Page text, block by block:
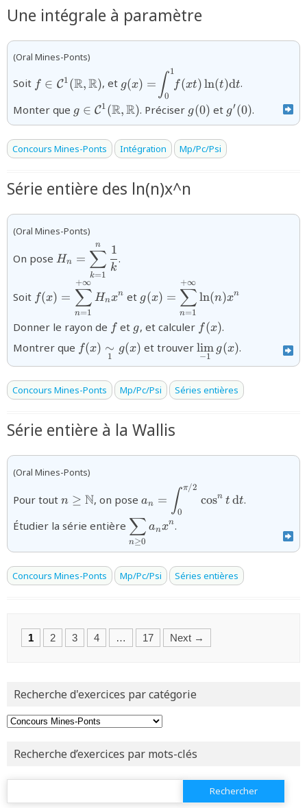
Une intégrale à paramètre
(Oral Mines-Ponts)
Soit
{f\in\mathcal{C}^{1}
(\mathbb{R},\mathbb{R})}
f ∈ C1 (R,R), et t)\ln(t)\mathrm{d}t}
g(x) = ∫0
1
f(xt) ln(t)dt.
Monter que {g\in\mathcal{C}^{1}
(\mathbb{R},\mathbb{R})}
g ∈ C1 (R, R). Préciser {g(0)}
g(0) et {g'(0)}
g′(0).
Concours Mines-Ponts Intégration Mp/Pc/Psi
Série entière des ln(n)x^n
(Oral Mines-Ponts)
On pose {k}}
Hn =
k=1
∑
n
k
1
.
Soit
{f(x)=\displaystyle\sum_{n=1}^{+\infty}H_n
x^{n}}
f(x) =
n=1
∑
+∞
Hnxn et \ln (n) x^{n}}
g(x) =
n=1
∑
+∞
ln(n)xn
Donner le rayon de {f}
f et {g}
g, et calculer {f(x)}
f(x).
Montrer que {f(x)
\underset{1}\sim
f(x)
1
∼ g(x) et trouver
−1
lim g(x).
Concours Mines-Ponts Mp/Pc/Psi Séries entières
Série entière à la Wallis
(Oral Mines-Ponts)
Pour tout n ≥ N, on pose \cos^{n}t\,\text{d}t}
an = ∫0
π/2
cosn t dt.
Étudier la série entière
n≥0
∑ anxn.
Concours Mines-Ponts Mp/Pc/Psi Séries entières
Posts
1 2 3 4 … 17 Next →
Recherche d'exercices par catégorie
Recherche d’exercices par mots-clés
Rechercher :